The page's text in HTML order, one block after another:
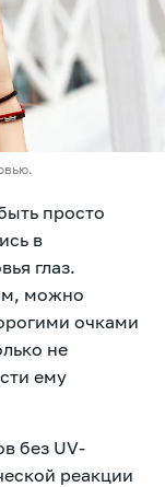
просто
в
глаз.
можно
очками
не
ему
без UV-
реакции